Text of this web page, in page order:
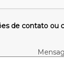
de contato ou